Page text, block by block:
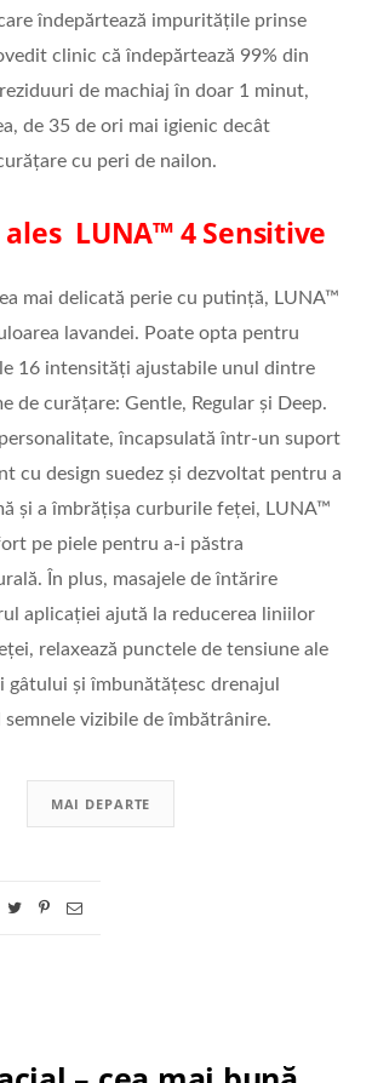
îndepărtează impuritățile prinse
clinic că îndepărtează 99% din
de machiaj în doar 1 minut,
de 35 de ori mai igienic decât
cu peri de nailon.
LUNA™ 4 Sensitive
mai delicată perie cu putință, LUNA™
lavandei. Poate opta pentru
16 intensități ajustabile unul dintre
de curățare: Gentle, Regular și Deep.
încapsulată într-un suport
cu design suedez și dezvoltat pentru a
și a îmbrățișa curburile feței, LUNA™
pe piele pentru a-i păstra
În plus, masajele de întărire
aplicației ajută la reducerea liniilor
relaxează punctele de tensiune ale
gâtului și îmbunătățesc drenajul
vizibile de îmbătrânire.
MAI DEPARTE